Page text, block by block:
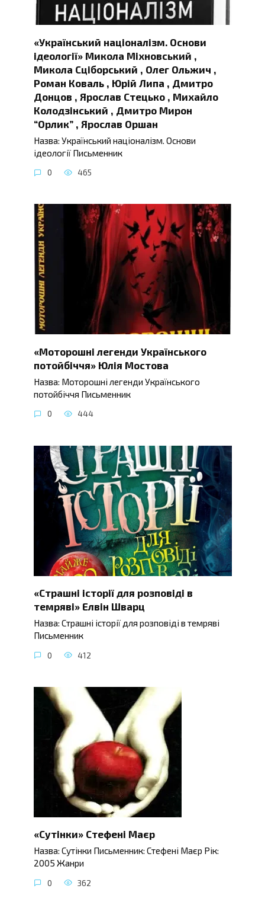
«Український націоналізм. Основи
ідеології» Микола Міхновський ,
Микола Сціборський , Олег Ольжич ,
Роман Коваль , Юрій Липа , Дмитро
Донцов , Ярослав Стецько , Михайло
Колодзінський , Дмитро Мирон
“Орлик” , Ярослав Оршан
Назва: Український націоналізм. Основи
ідеології Письменник
0 465
«Моторошні легенди Українського
потойбіччя» Юлія Мостова
Назва: Моторошні легенди Українського
потойбіччя Письменник
0 444
«Страшні історії для розповіді в
темряві» Елвін Шварц
Назва: Страшні історії для розповіді в темряві
Письменник
0 412
«Сутінки» Стефені Маєр
Назва: Сутінки Письменник: Стефені Маєр Рік:
2005 Жанри
0 362